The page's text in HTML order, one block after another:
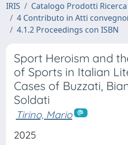
IRIS
Catalogo Prodotti Ricerca
4 Contributo in Atti
4.1.2 Proceedings con ISBN
Sport Heroism and
of Sports in Italian
Cases of Buzzati,
Soldati
Tirino, Mario
2025